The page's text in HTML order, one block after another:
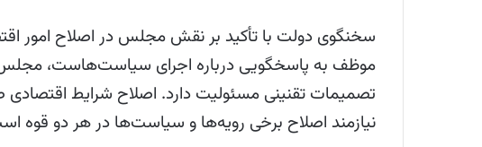
سخنگوی دولت با تأکید بر نقش مجلس در اصلاح امور
موظف به پاسخگویی درباره اجرای سیاست‌هاست، مجلس
تصمیمات تقنینی مسئولیت دارد. اصلاح شرایط اقتصادی
نیازمند اصلاح برخی رویه‌ها و سیاست‌ها در هر دو قوه